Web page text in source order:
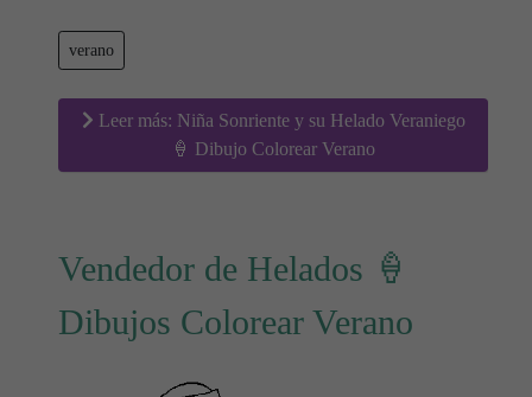
verano
Leer más: Niña Sonriente y su Helado Veraniego
🍦 Dibujo Colorear Verano
Vendedor de Helados 🍦
Dibujos Colorear Verano